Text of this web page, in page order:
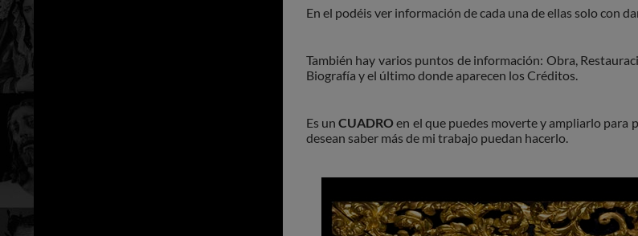
En el podéis ver información de cada una de ellas solo con
También hay varios puntos de información: Obra,
Biografía y el último donde aparecen los Créditos.
Es unCUADROen el que puedes moverte y ampliarlo para
desean saber más de mi trabajo puedan hacerlo.